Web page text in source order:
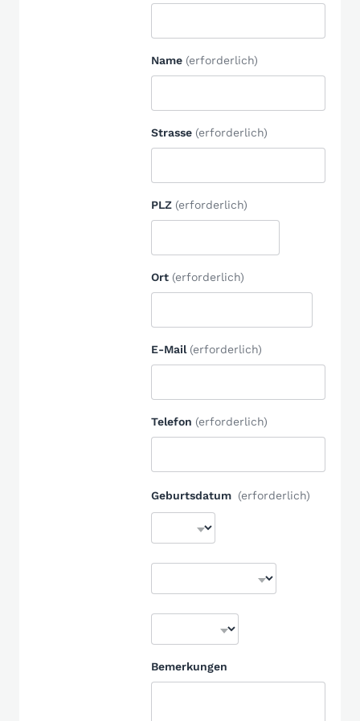
Name (erforderlich)
Strasse (erforderlich)
PLZ (erforderlich)
Ort (erforderlich)
E-Mail (erforderlich)
Telefon (erforderlich)
Geburtsdatum (erforderlich)
Bemerkungen